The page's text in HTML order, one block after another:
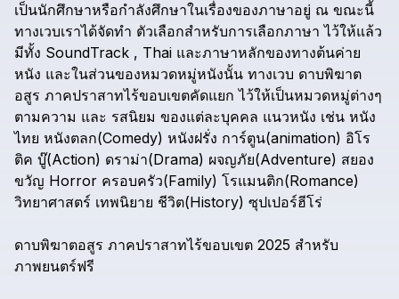
เป็นนักศึกษาหรือกำลังศึกษาในเรื่องของภาษาอยู่ ณ ขณะนี้
ทางเวบเราได้จัดทำ ตัวเลือกสำหรับการเลือกภาษา ไว้ให้แล้ว
มีทั้ง SoundTrack , Thai และภาษาหลักของทางต้นค่าย
หนัง และในส่วนของหมวดหมู่หนังนั้น ทางเวบ ดาบพิฆาต
อสูร ภาคปราสาทไร้ขอบเขตคัดแยก ไว้ให้เป็นหมวดหมู่ต่างๆ
ตามความ และ รสนิยม ของแต่ละบุคคล แนวหนัง เช่น หนัง
ไทย หนังตลก(Comedy) หนังฝรั่ง การ์ตูน(animation) อิโร
ติค บู๊(Action) ดราม่า(Drama) ผจญภัย(Adventure) สยอง
ขวัญ Horror ครอบครัว(Family) โรแมนติก(Romance)
วิทยาศาสตร์ เทพนิยาย ชีวิต(History) ซุปเปอร์ฮีโร่
ดาบพิฆาตอสูร ภาคปราสาทไร้ขอบเขต 2025 สำหรับ
ภาพยนตร์ฟรี